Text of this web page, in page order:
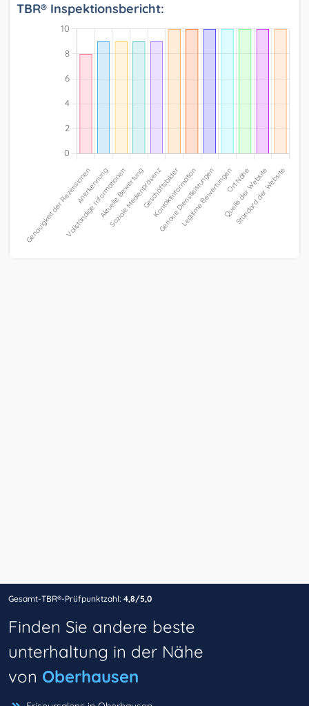
TBR® Inspektionsbericht:
Gesamt-TBR®-Prüfpunktzahl: 4,8/5,0
Finden Sie andere beste
unterhaltung in der Nähe
von Oberhausen